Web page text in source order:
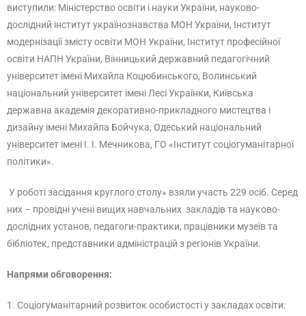
виступили: Міністерство освіти і науки України, науково-
дослідний інститут українознавства МОН України, Інститут
модернізації змісту освіти МОН України, Інститут професійної
освіти НАПН України, Вінницький державний педагогічний
університет імені Михайла Коцюбинського, Волинський
національний університет імені Лесі Українки, Київська
державна академія декоративно-прикладного мистецтва і
дизайну імені Михайла Бойчука, Одеський національний
університет імені І. І. Мечникова, ГО «Інститут соціогуманітарної
політики».
У роботі засідання круглого столу» взяли участь 229 осіб. Серед
них – провідні учені вищих навчальних закладів та науково-
дослідних установ, педагоги-практики, працівники музеїв та
бібліотек, представники адміністрацій з регіонів України.
Напрями обговорення:
1. Соціогуманітарний розвиток особистості у закладах освіти: